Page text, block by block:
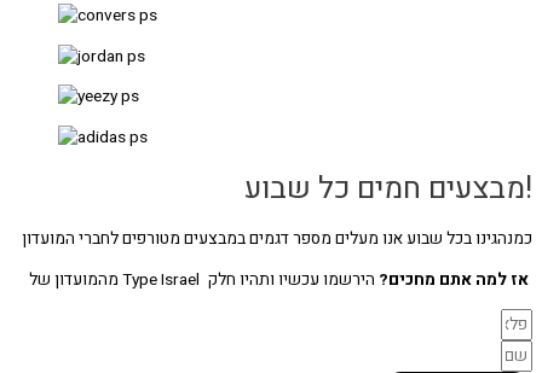
!מבצעים חמים כל שבוע
כמנהגינו בכל שבוע אנו מעלים מספר דגמים במבצעים מטורפים לחברי המועדון
אז למה אתם מחכים? הירשמו עכשיו ותהיו חלק Type Israel מהמועדון של